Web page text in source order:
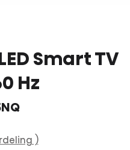
Smart TV
Hz
)